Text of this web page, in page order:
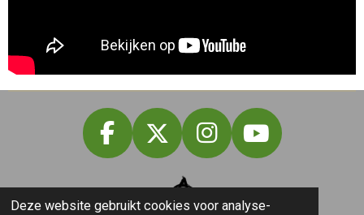
Deze website gebruikt cookies voor analyse-
F
c
X
I
s
Y
u